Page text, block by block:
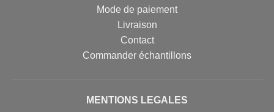
Mode de paiement
Livraison
Contact
Commander échantillons
MENTIONS LEGALES